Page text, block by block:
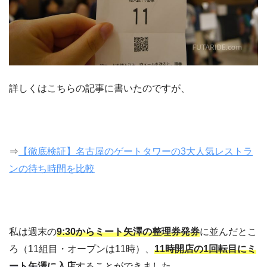
詳しくはこちらの記事に書いたのですが、
⇒ 【徹底検証】名古屋のゲートタワーの3大人気レストラ
ンの待ち時間を比較
私は週末の9:30からミート矢澤の整理券発券に並んだとこ
ろ（11組目・オープンは11時）、 11時開店の1回転目にミ